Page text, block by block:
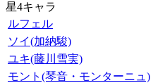
星4キャラ
ルフェル
ソイ(加納駿)
ユキ(藤川雪実)
モント(琴音・モンターニュ)